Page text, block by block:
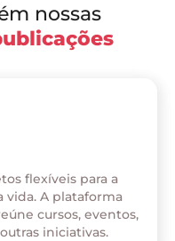
nossas
flexíveis para a
vida. A plataforma
cursos, eventos,
iniciativas.